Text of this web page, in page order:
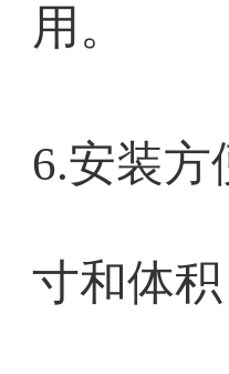
用。
6.安装方
寸和体